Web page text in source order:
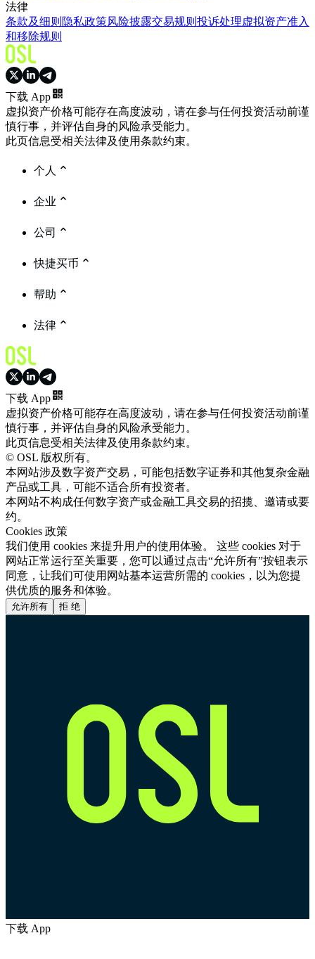
法律
条款及细则 隐私政策风险披露交易规则 投诉处理虚拟资产准入
和移除规则
下载 App
虚拟资产价格可能存在高度波动，请在参与任何投资活动前谨
慎行事，并评估自身的风险承受能力。
此页信息受相关法律及使用条款约束。
个人
企业
公司
快捷买币
帮助
法律
下载 App
虚拟资产价格可能存在高度波动，请在参与任何投资活动前谨
慎行事，并评估自身的风险承受能力。
此页信息受相关法律及使用条款约束。
© OSL 版权所有。
本网站涉及数字资产交易，可能包括数字证券和其他复杂金融
产品或工具，可能不适合所有投资者。
本网站不构成任何数字资产或金融工具交易的招揽、邀请或要
约。
Cookies 政策
我们使用 cookies 来提升用户的使用体验。 这些 cookies 对于
网站正常运行至关重要，您可以通过点击“允许所有”按钮表示
同意，让我们可使用网站基本运营所需的 cookies，以为您提
供优质的服务和体验。
允许所有 拒 绝
下载 App